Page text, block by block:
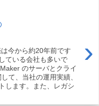
›
今から約20年前です
ている会社も多いで
のサーバとクライ
て、当社の運用実績、
します。また、レガシ